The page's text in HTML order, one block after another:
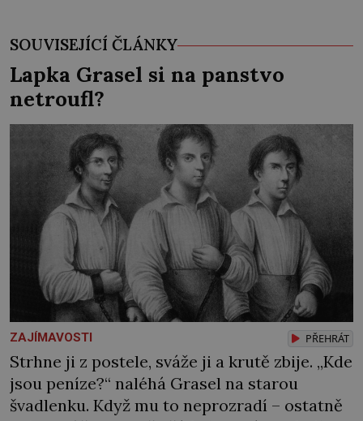
SOUVISEJÍCÍ ČLÁNKY
Lapka Grasel si na panstvo
netroufl?
ZAJÍMAVOSTI PŘEHRÁT
Strhne ji z postele, sváže ji a krutě zbije. „Kde
jsou peníze?“ naléhá Grasel na starou
švadlenku. Když mu to neprozradí – ostatně